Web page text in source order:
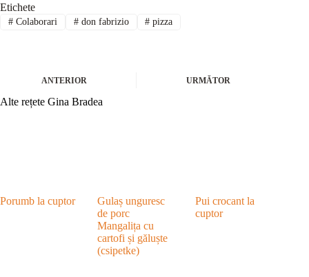
Etichete
#Colaborari #don fabrizio # pizza
ANTERIOR URMĂTOR
Alte rețete Gina Bradea
Porumb la cuptor
Gulaș unguresc
de porc
Mangalița cu
cartofi și găluște
(csipetke)
Pui crocant la
cuptor